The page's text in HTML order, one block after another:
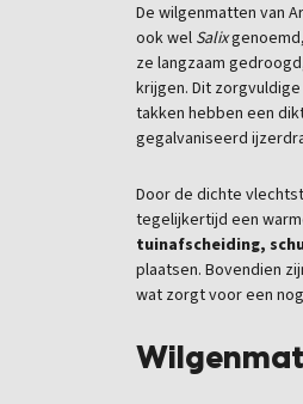
De wilgenmatten van
ook wel Salix
ze langzaam
krijgen. Dit
takken hebben een
gegalvaniseerd
Door de dichte
tegelijkertijd een
tuinafscheiding,
plaatsen. Bovendien
wat zorgt voor een